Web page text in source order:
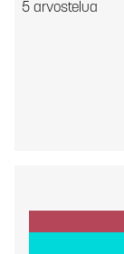
5 arvostelua